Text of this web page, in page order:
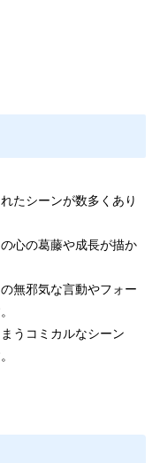
たシーンが数多くあり
心の葛藤や成長が描か
無邪気な言動やフォー
うコミカルなシーン